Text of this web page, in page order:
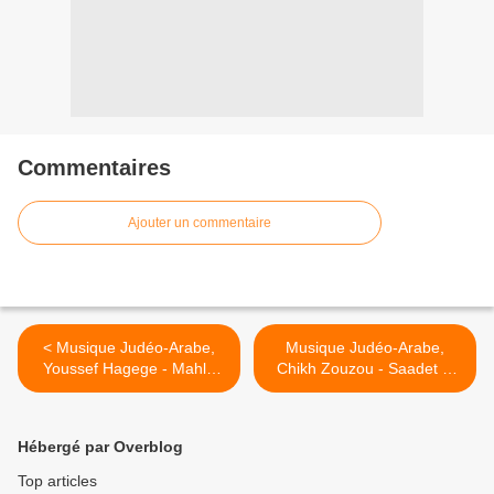
Commentaires
Ajouter un commentaire
< Musique Judéo-Arabe,
Youssef Hagege - Mahla
aroussetna
Musique Judéo-Arabe,
Chikh Zouzou - Saadet el
qalb el hani الشيخ زوزو -
Hébergé par Overblog
Top articles